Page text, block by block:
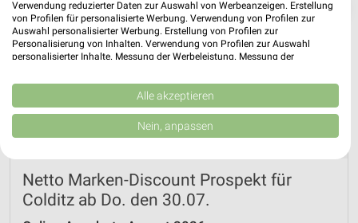
❯
Netto Marken-Discount Prospekt für
Colditz ab Do. den 30.07.
Verwendung reduzierter Daten zur Auswahl von Werbeanzeigen. Erstellung
von Profilen für personalisierte Werbung. Verwendung von Profilen zur
Auswahl personalisierter Werbung. Erstellung von Profilen zur
Personalisierung von Inhalten. Verwendung von Profilen zur Auswahl
personalisierter Inhalte. Messung der Werbeleistung. Messung der
Kombinationen von Daten aus verschiedenen Quellen. Entwicklung und
Verbesserung der Angebote. Verwendung reduzierter Daten zur Auswahl
von Inhalten.
Daten können außerhalb der Europäischen Union weitergegeben und in die
USA gesendet werden.
Website/App.
Partnerliste anzeigen (1 IAB-Anbieter)
Wir nutzen Ihre Daten für folgende Zwecke:
Alle akzeptieren
Nein, anpassen